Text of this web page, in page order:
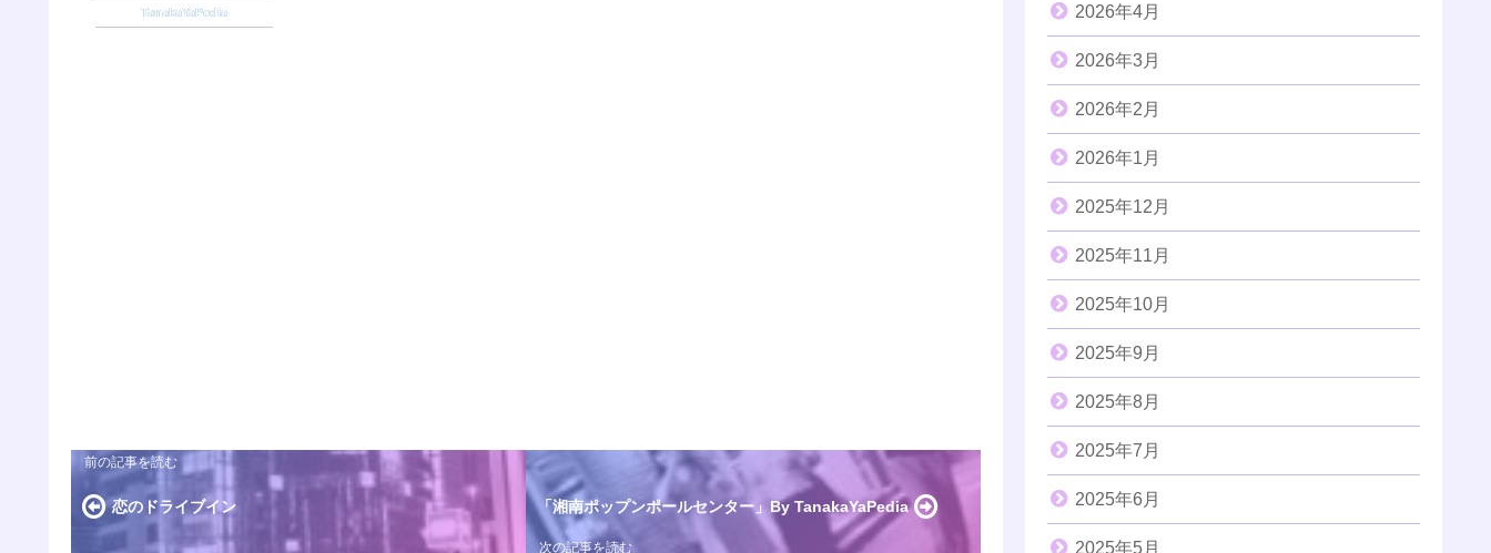
TanakaYaPedia
恋のドライブイン 「湘南ポップンポールセンター」By TanakaYaPedia
2026年4月
2026年3月
2026年2月
2026年1月
2025年12月
2025年11月
2025年10月
2025年9月
2025年8月
2025年7月
2025年6月
2025年5月